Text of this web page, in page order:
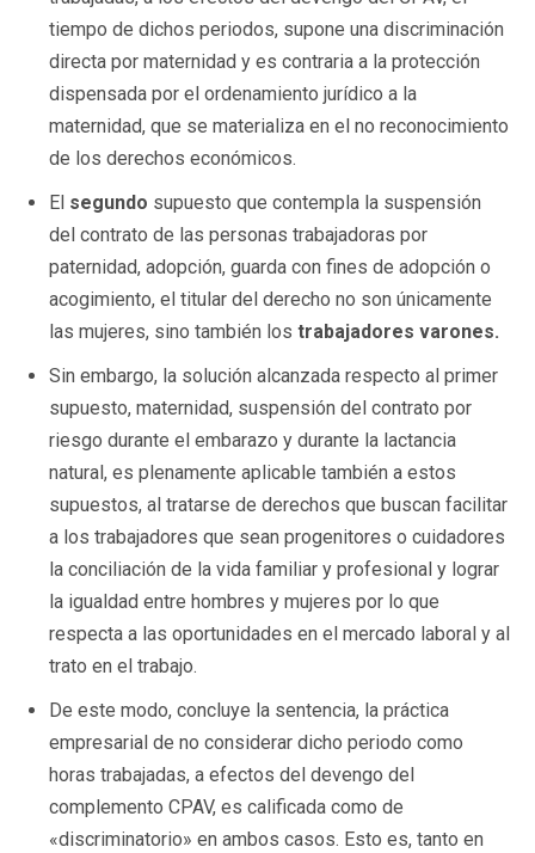
tiempo de dichos periodos, supone una discriminación
directa por maternidad y es contraria a la protección
dispensada por el ordenamiento jurídico a la
maternidad, que se materializa en el no reconocimiento
de los derechos económicos.
El segundo supuesto que contempla la suspensión
del contrato de las personas trabajadoras por
paternidad, adopción, guarda con fines de adopción o
acogimiento, el titular del derecho no son únicamente
las mujeres, sino también los trabajadores varones.
Sin embargo, la solución alcanzada respecto al primer
supuesto, maternidad, suspensión del contrato por
riesgo durante el embarazo y durante la lactancia
natural, es plenamente aplicable también a estos
supuestos, al tratarse de derechos que buscan facilitar
a los trabajadores que sean progenitores o cuidadores
la conciliación de la vida familiar y profesional y lograr
la igualdad entre hombres y mujeres por lo que
respecta a las oportunidades en el mercado laboral y al
trato en el trabajo.
De este modo, concluye la sentencia, la práctica
empresarial de no considerar dicho periodo como
horas trabajadas, a efectos del devengo del
complemento CPAV, es calificada como de
«discriminatorio» en ambos casos. Esto es, tanto en